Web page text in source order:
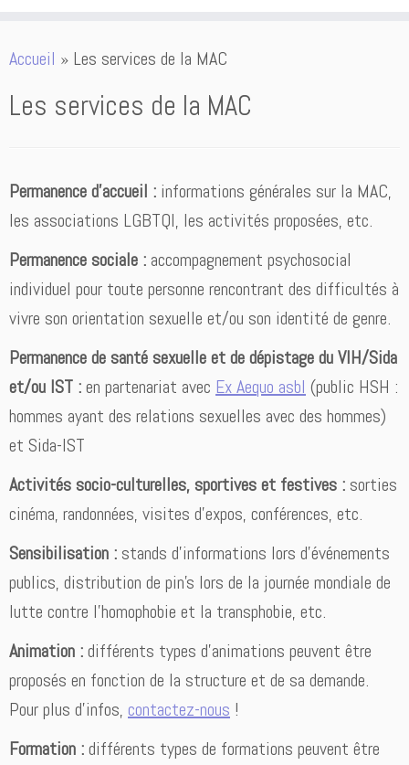
au
contenu
Accueil » Les services de la MAC
Les services de la MAC
Permanence d’accueil : informations générales sur la MAC,
les associations LGBTQI, les activités proposées, etc.
Permanence sociale : accompagnement psychosocial
individuel pour toute personne rencontrant des difficultés à
vivre son orientation sexuelle et/ou son identité de genre.
Permanence de santé sexuelle et de dépistage du VIH/Sida
et/ou IST :en partenariat avec Ex Aequo asbl (public HSH :
hommes ayant des relations sexuelles avec des hommes)
et Sida-IST
Activités socio-culturelles, sportives et festives : sorties
cinéma, randonnées, visites d’expos, conférences, etc.
Sensibilisation : stands d’informations lors d’événements
publics, distribution de pin’s lors de la journée mondiale de
lutte contre l’homophobie et la transphobie, etc.
Animation :différents types d’animations peuvent être
proposés en fonction de la structure et de sa demande.
Pour plus d’infos, contactez-nous !
Formation :différents types de formations peuvent être